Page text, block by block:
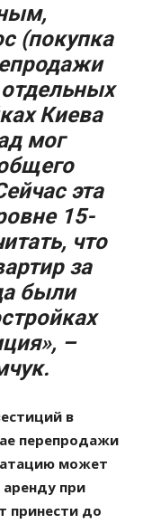
(покупка
Киева
мог
эта
15-
что
за
были
–
в
перепродажи
может
при
принести до